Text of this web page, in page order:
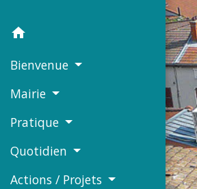
home
Bienvenue
Mairie
Pratique
Quotidien
Actions / Projets